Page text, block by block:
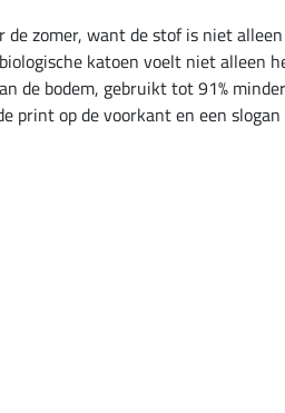
zomer, want de stof is niet
katoen voelt niet alleen
de bodem, gebruikt tot 91%
op de voorkant en een slogan